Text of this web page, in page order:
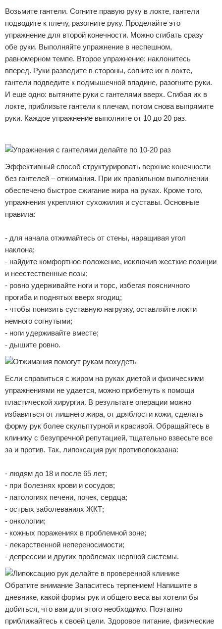
Возьмите гантели. Согните правую руку в локте, гантели
подводите к плечу, разогните руку. Проделайте это
упражнение для второй конечности. Можно сгибать сразу
обе руки. Выполняйте упражнение в неспешном,
равномерном темпе. Второе упражнение: наклонитесь
вперед. Руки разведите в стороны, согните их в локте,
гантели подведите к подмышечной впадине, разогните руки.
И еще одно: вытяните руки с гантелями вверх. Сгибая их в
локте, приблизьте гантели к плечам, потом снова выпрямите
руки. Каждое упражнение выполните от 10 до 20 раз.
Эффективный способ структурировать верхние конечности
без гантелей – отжимания. При их правильном выполнении
обеспечено быстрое сжигание жира на руках. Кроме того,
упражнения укрепляют сухожилия и суставы. Основные
правила:
- для начала отжимайтесь от стены, наращивая угол
наклона;
- найдите комфортное положение, исключив жесткие позиции
и неестественные позы;
- ровно удерживайте ноги и торс, избегая поясничного
прогиба и поднятых вверх ягодиц;
- чтобы понизить суставную нагрузку, оставляйте локти
немного согнутыми;
- ноги удерживайте вместе;
- дышите ровно.
Если справиться с жиром на руках диетой и физическими
упражнениями не удается, можно прибегнуть к помощи
пластической хирургии. В результате операции можно
избавиться от лишнего жира, от дряблости кожи, сделать
форму рук более скульптурной и красивой. Обращайтесь в
клинику с безупречной репутацией, тщательно взвесьте все
за и против. Так, липоксация рук противопоказана:
- людям до 18 и после 65 лет;
- при болезнях крови и сосудов;
- патологиях печени, почек, сердца;
- острых заболеваниях ЖКТ;
- онкологии;
- кожных поражениях в проблемной зоне;
- лекарственной непереносимости;
- депрессии и других проблемах нервной системы.
Обратите внимание Запаситесь терпением! Напишите в
дневнике, какой формы рук и общего веса вы хотели бы
добиться, что вам для этого необходимо. Поэтапно
приближайтесь к своей цели. Здоровое питание, физические